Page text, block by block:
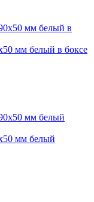
мм белый в боксе
мм белый